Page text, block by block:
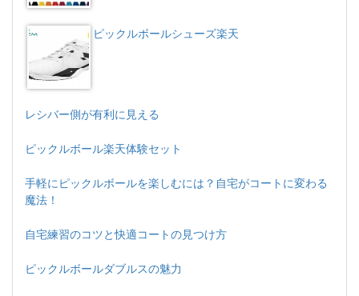
ピックルボールシューズ楽天
レシバー側が有利に見える
ピックルボール楽天体験セット
手軽にピックルボールを楽しむには？自宅がコートに変わる
魔法！
自宅練習のコツと快適コートの見つけ方
ピックルボールダブルスの魅力